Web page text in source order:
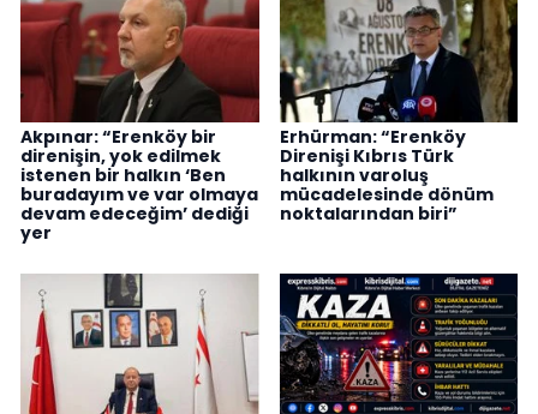
Akpınar: “Erenköy bir
direnişin, yok edilmek
istenen bir halkın ‘Ben
buradayım ve var olmaya
devam edeceğim’ dediği
yer
Erhürman: “Erenköy
Direnişi Kıbrıs Türk
halkının varoluş
mücadelesinde dönüm
noktalarından biri”